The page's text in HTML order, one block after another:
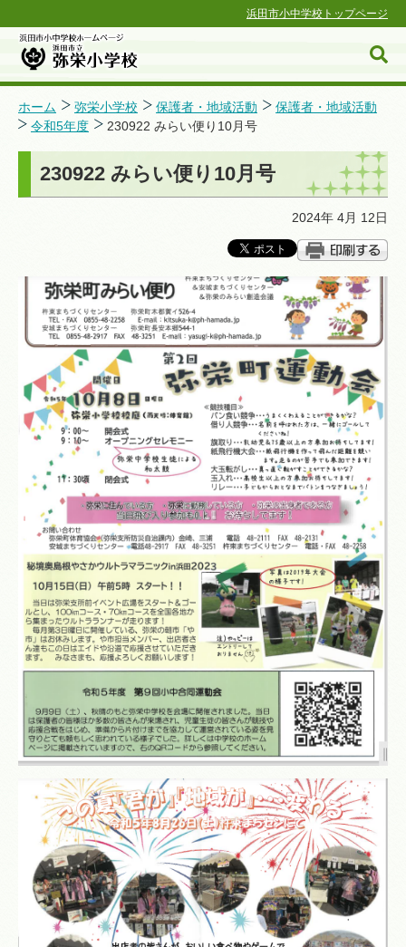
浜田市小中学校トップページ
浜田市小中学校ホームページ
ホーム 弥栄小学校 保護者・地域活動
保護者・地域活動
令和5年度
230922 みらい便り10月号
230922 みらい便り10月号
2024年 4月 12日